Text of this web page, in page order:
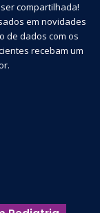
compartilhada!
em novidades
de dados com os
recebam um